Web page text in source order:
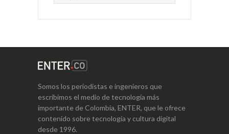
Somos los periodistas e ingenieros que
escribimos el medio de tecnología más
importante de Colombia, ENTER, que le ofrece
contenido sobre tecnología y cultura digital
desde 1996.